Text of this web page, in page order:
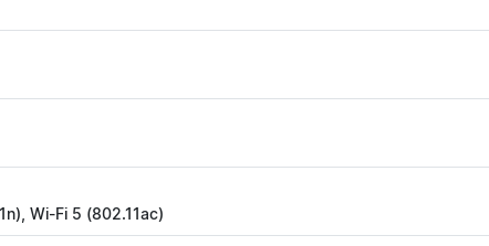
Wi-Fi 5 (802.11ac)